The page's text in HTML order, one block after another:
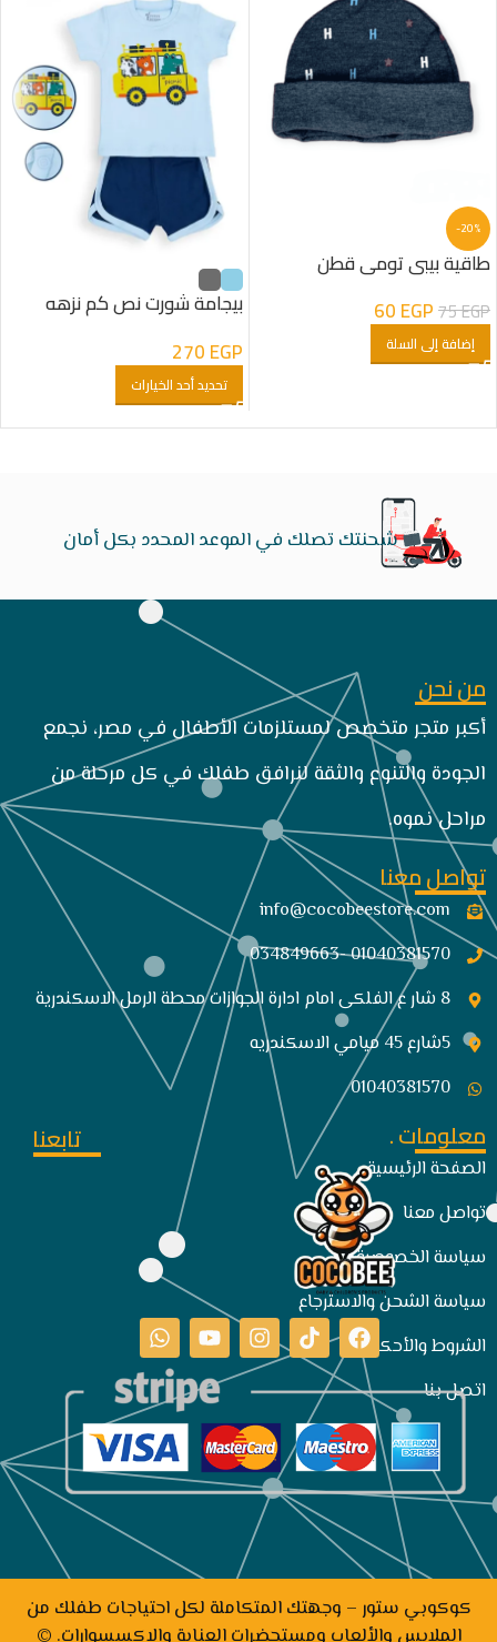
-20%
طاقية بيبى تومى قطن
75EGP
60EGP
إضافة إلى السلة
بيجامة شورت نص كم نزهه
270EGP
تحديد أحد الخيارات
شحنتك تصلك في الموعد المحدد بكل أمان
من نحن
أكبر متجر متخصص لمستلزمات الأطفال في مصر، نجمع
الجودة والتنوع والثقة لنرافق طفلك في كل مرحلة من
مراحل نموه.
تواصل معنا
info@cocobeestore.com​
01040381570 -034849663
8 شار ع الفلكى امام ادارة الجوازات محطة الرمل الاسكندرية
5شارع 45 ميامي الاسكندريه
01040381570
معلومات .
الصفحة الرئيسية
تواصل معنا
سياسة الخصوصية
سياسة الشحن والاسترجاع
الشروط والأحكام
اتصل بنا
تابعنا
كوكوبي ستور – وجهتك المتكاملة لكل احتياجات طفلك من